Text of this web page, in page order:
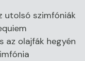
utolsó szimfóniák
az olajfák hegyén